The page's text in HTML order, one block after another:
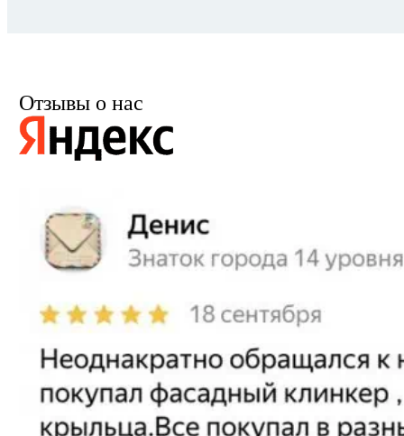
Отзывы о нас